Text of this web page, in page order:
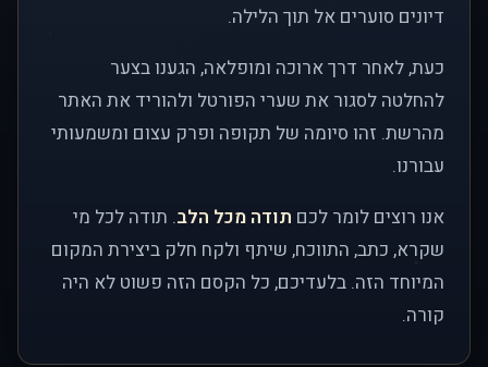
דיונים סוערים אל תוך הלילה.
כעת, לאחר דרך ארוכה ומופלאה, הגענו בצער
להחלטה לסגור את שערי הפורטל ולהוריד את האתר
מהרשת. זהו סיומה של תקופה ופרק עצום ומשמעותי
עבורנו.
אנו רוצים לומר לכם תודה מכל הלב. תודה לכל מי
שקרא, כתב, התווכח, שיתף ולקח חלק ביצירת המקום
המיוחד הזה. בלעדיכם, כל הקסם הזה פשוט לא היה
קורה.